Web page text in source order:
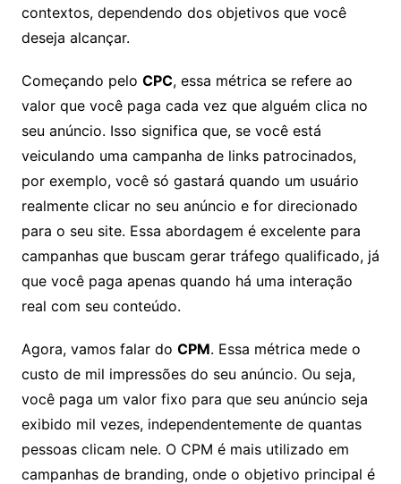
contextos, dependendo dos objetivos que você
deseja alcançar.
Começando pelo CPC, essa métrica se refere ao
valor que você paga cada vez que alguém clica no
seu anúncio. Isso significa que, se você está
veiculando uma campanha de links patrocinados,
por exemplo, você só gastará quando um usuário
realmente clicar no seu anúncio e for direcionado
para o seu site. Essa abordagem é excelente para
campanhas que buscam gerar tráfego qualificado, já
que você paga apenas quando há uma interação
real com seu conteúdo.
Agora, vamos falar do CPM. Essa métrica mede o
custo de mil impressões do seu anúncio. Ou seja,
você paga um valor fixo para que seu anúncio seja
exibido mil vezes, independentemente de quantas
pessoas clicam nele. O CPM é mais utilizado em
campanhas de branding, onde o objetivo principal é